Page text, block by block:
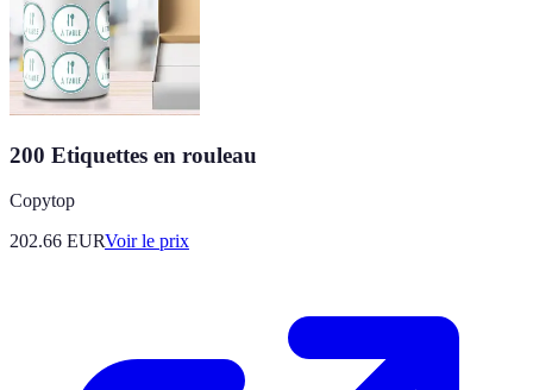
200 Etiquettes en rouleau
Copytop
202.66 EURVoir le prix